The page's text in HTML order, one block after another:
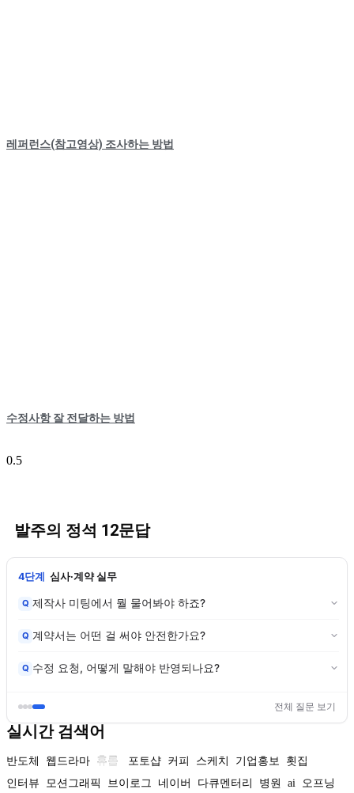
레퍼런스(참고영상) 조사하는 방법
수정사항 잘 전달하는 방법
발주의 정석 12문답
4단계 심사·계약 실무
Q 제작사 미팅에서 뭘 물어봐야 하죠?
Q 계약서는 어떤 걸 써야 안전한가요?
Q 수정 요청, 어떻게 말해야 반영되나요?
전체 질문 보기
실시간 검색어
반도체 웹드라마 휴롬 포토샵 커피 스케치 기업홍보
횟집
인터뷰
모션그래픽 브이로그 네이버 다큐멘터리 병원 ai
오프닝